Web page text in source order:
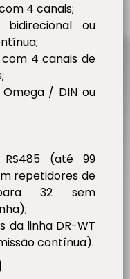
4 canais;
bidirecional ou
4 canais de
/ DIN ou
(até 99
repetidores de
32 sem
da linha DR-WT
contínua).